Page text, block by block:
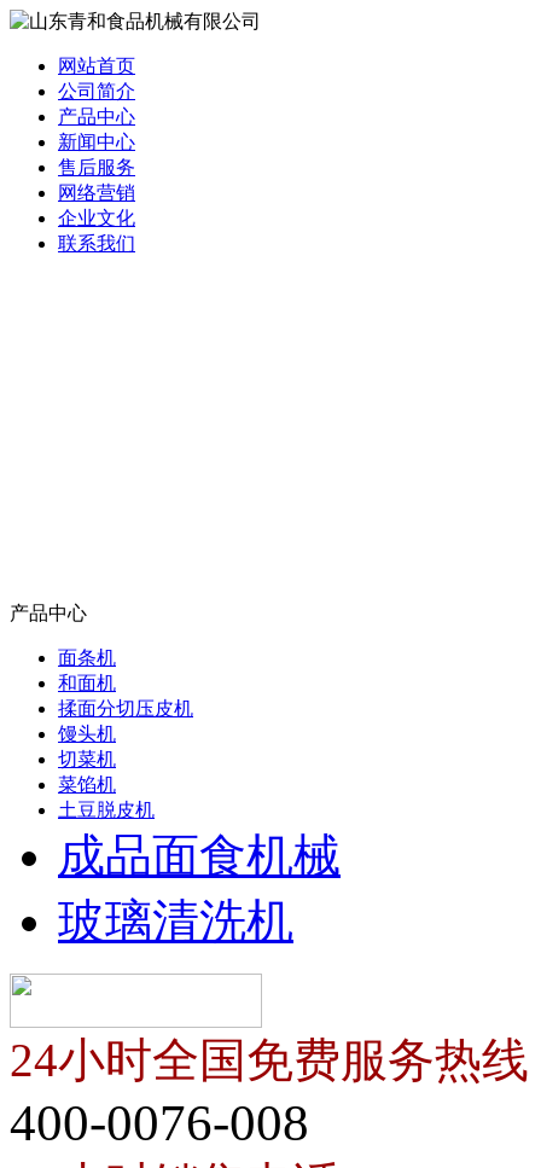
网站首页
公司简介
产品中心
新闻中心
售后服务
网络营销
企业文化
联系我们
产品中心
面条机
和面机
揉面分切压皮机
馒头机
切菜机
菜馅机
土豆脱皮机
成品面食机械
玻璃清洗机
24小时全国免费服务热线
400-0076-008